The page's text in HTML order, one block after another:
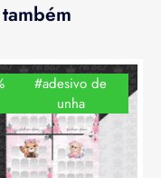
#adesivo de
unha